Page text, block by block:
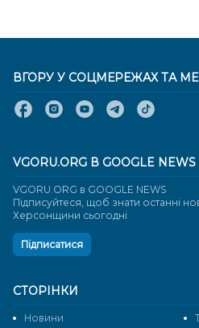
СТОРІНКИ
Новини
ВГОРУ У СОЦМЕРЕЖАХ ТА
VGORU.ORG В GOOGLE NEWS
VGORU.ORG в GOOGLE NEWS
Підписуйтеся, щоб знати останні
Херсонщини сьогодні
Підписатися